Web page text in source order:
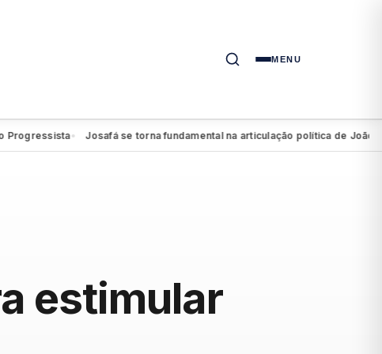
MENU
● Josafá se torna fundamental na articulação política de João
estimular